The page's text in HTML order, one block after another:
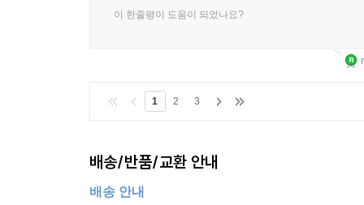
이 한줄평이 도움이 되었나요?
1 2 3
배송/반품/교환 안내
배송 안내